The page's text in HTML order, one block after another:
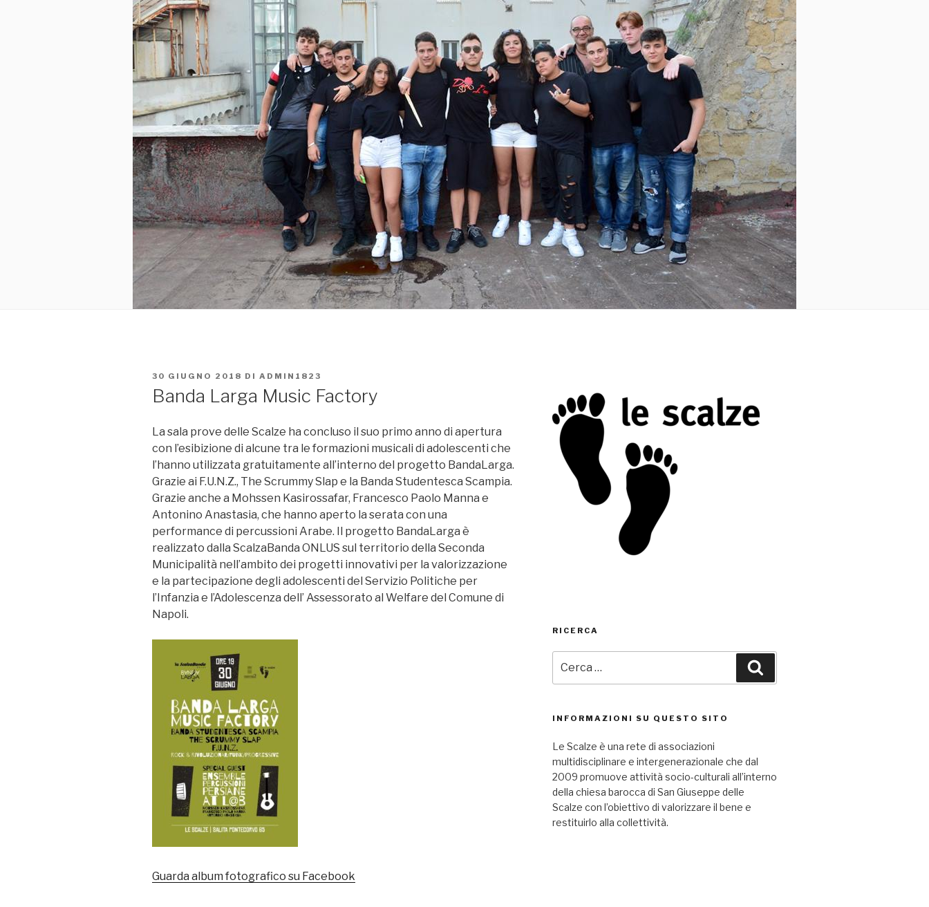
PUBBLICATO
IL
30 GIUGNO 2018 DI ADMIN1823
Banda Larga Music Factory
La sala prove delle Scalze ha concluso il suo primo anno di apertura
con l’esibizione di alcune tra le formazioni musicali di adolescenti che
l’hanno utilizzata gratuitamente all’interno del progetto BandaLarga.
Grazie ai F.U.N.Z., The Scrummy Slap e la Banda Studentesca Scampia.
Grazie anche a Mohssen Kasirossafar, Francesco Paolo Manna e
Antonino Anastasia, che hanno aperto la serata con una
performance di percussioni Arabe. Il progetto BandaLarga è
realizzato dalla ScalzaBanda ONLUS sul territorio della Seconda
Municipalità nell’ambito dei progetti innovativi per la valorizzazione
e la partecipazione degli adolescenti del Servizio Politiche per
l’Infanzia e l’Adolescenza dell’ Assessorato al Welfare del Comune di
Napoli.
Guarda album fotografico su Facebook
RICERCA
INFORMAZIONI SU QUESTO SITO
Le Scalze è una rete di associazioni
multidisciplinare e intergenerazionale che dal
2009 promuove attività socio-culturali all’interno
della chiesa barocca di San Giuseppe delle
Scalze con l’obiettivo di valorizzare il bene e
restituirlo alla collettività.